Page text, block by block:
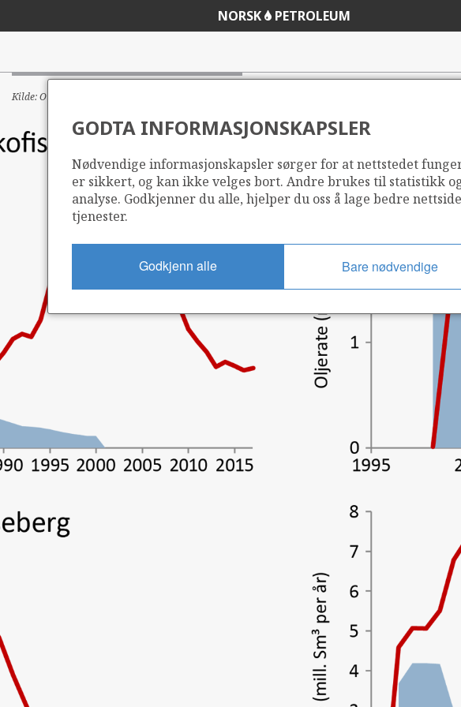
NORSK PETROLEUM
Kilde: Oljedirektoratet
GODTA INFORMASJONSKAPSLER
Nødvendige informasjonskapsler sørger for at nettstedet
er sikkert, og kan ikke velges bort. Andre brukes til statistikk
analyse. Godkjenner du alle, hjelper du oss å lage bedre
tjenester.
Godkjenn alle Bare nødvendige